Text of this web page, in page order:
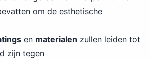
om de esthetische
en materialen zullen leiden tot
zijn tegen